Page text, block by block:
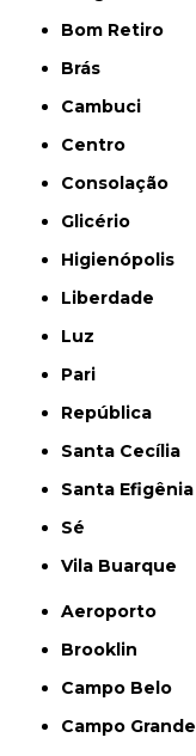
Bom Retiro
Brás
Cambuci
Centro
Consolação
Glicério
Higienópolis
Liberdade
Luz
Pari
República
Santa Cecília
Santa Efigênia
Sé
Vila Buarque
Aeroporto
Brooklin
Campo Belo
Campo Grande